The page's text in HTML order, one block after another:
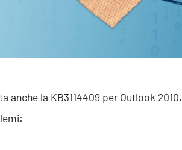
anche la KB3114409 per Outlook 2010.